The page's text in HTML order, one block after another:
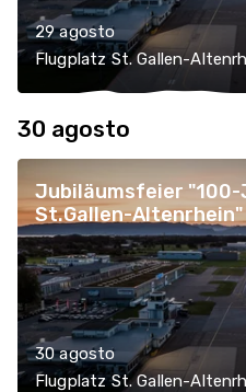
29 agosto
Flugplatz St. Gallen-
30 agosto
Jubiläumsfeier
St.Gallen-Altenrhein"
30 agosto
Flugplatz St. Gallen-